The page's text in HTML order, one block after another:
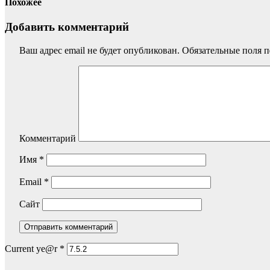
Добавить комментарий
Ваш адрес email не будет опубликован. Обязательные поля
Комментарий
Имя *
Email *
Сайт
Current ye@r *